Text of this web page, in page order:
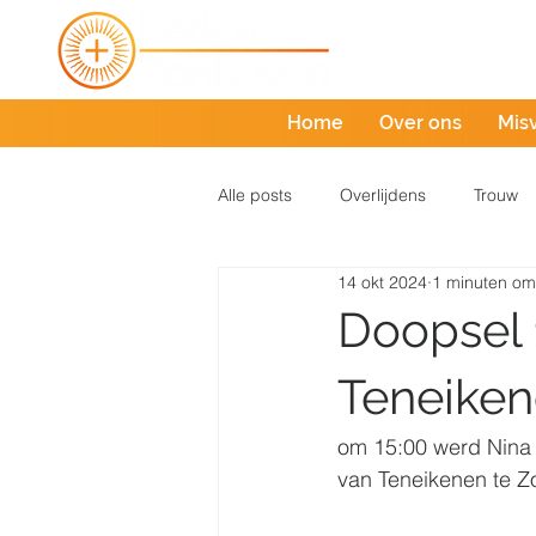
Home Over ons
Alle posts Overlijdens Trouw
Doopsel
14 okt 2024 1 minuten
om 15:00 werd
van Teneikenen te